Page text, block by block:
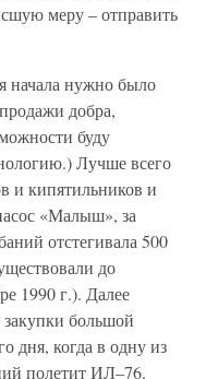
меру – отправить
начала нужно было
добра,
буду
Лучше всего
и кипятильников и
«Малыш», за
отстегивала 500
до
1990 г.). Далее
большой
дня, когда в одну из
полетит ИЛ–76.